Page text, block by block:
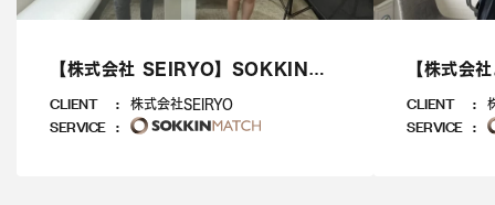
【株式会社 SEIRYO】SOKKIN
MATCH企業インタビュー記事
CLIENT 株式会社SEIRYO
SERVICE
【株式会
MATCH企
CLIENT
SERVICE